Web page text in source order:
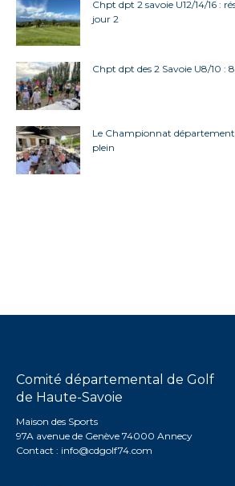
Chpt dpt 2 savoie U12/14/16 :
jour 2
Chpt dpt des 2 Savoie U8/10 :
Le Championnat
plein
Comité départemental de Golf
de Haute-Savoie
Maison des Sports
97A avenue de Genève 74000 Annecy
Contact : info@cdgolf74.com